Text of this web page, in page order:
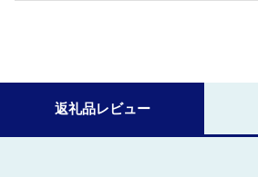
返礼品レビュー